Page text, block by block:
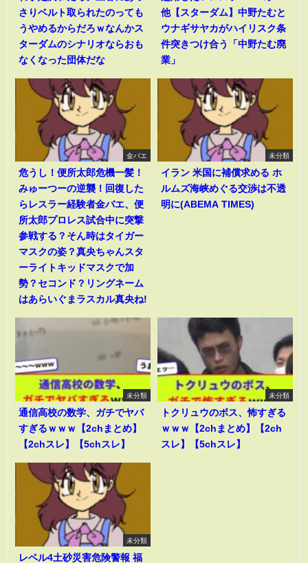
さりベルト取られたのっても
うやめるからだろｗなんかス
ターダムのシナリオならおも
なくなった団体だな
他【スターダム】中野たむと
ウナギサヤカがハイリスク条
件突きつけ合う「中野たむ廃
業」
金バエ
危うし！便所太郎危機一髪！
みゅーつーの逆襲！回復した
らレスラー経験者金バエ、便
所太郎プロレス試合中に突撃
参戦する？そん時はタイガー
マスクの姿？真央ちゃんスタ
ーライトキッドマスクで加
勢？セコンド？リングネーム
はあらいぐまラスカル真央ね!
未分類
イラン 米国に補償求める ホ
ルムズ海峡めぐる交渉は不透
明に(ABEMA TIMES)
未分類
通信高校の数学、ガチでヤバ
すぎるｗｗｗ【2chまとめ】
【2chスレ】【5chスレ】
未分類
トクリュウのボス、怖すぎる
ｗｗｗ【2chまとめ】【2ch
スレ】【5chスレ】
未分類
レベル4土砂災害危険警報 福